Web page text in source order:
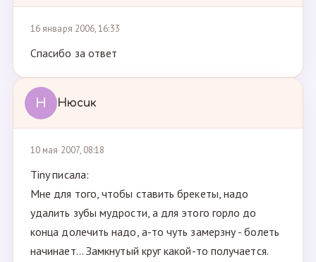
16 января 2006, 16:33
Спасибо за ответ
Н Нюсик
10 мая 2007, 08:18
Tiny писала:
Мне для того, чтобы ставить брекеты, надо
удалить зубы мудрости, а для этого горло до
конца долечить надо, а-то чуть замерзну - болеть
начинает... Замкнутый круг какой-то получается.